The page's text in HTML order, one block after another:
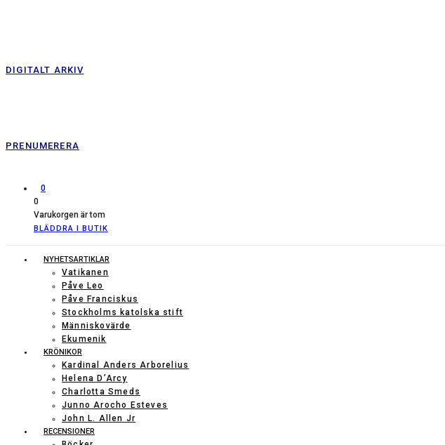
DIGITALT ARKIV
PRENUMERERA
0
0
Varukorgen är tom
BLÄDDRA I BUTIK
NYHETSARTIKLAR
Vatikanen
Påve Leo
Påve Franciskus
Stockholms katolska stift
Människovärde
Ekumenik
KRÖNIKOR
Kardinal Anders Arborelius
Helena D’Arcy
Charlotta Smeds
Junno Arocho Esteves
John L. Allen Jr
RECENSIONER